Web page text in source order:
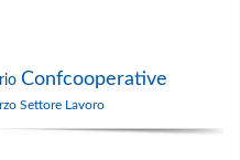
Confcooperative
Settore Lavoro